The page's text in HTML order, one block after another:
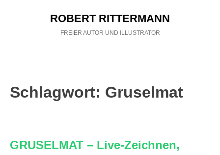
ROBERT RITTERMANN
FREIER AUTOR UND ILLUSTRATOR
ILLUSTRATION
Schlagwort: Gruselmat
GRUSELMAT – Live-Zeichnen,